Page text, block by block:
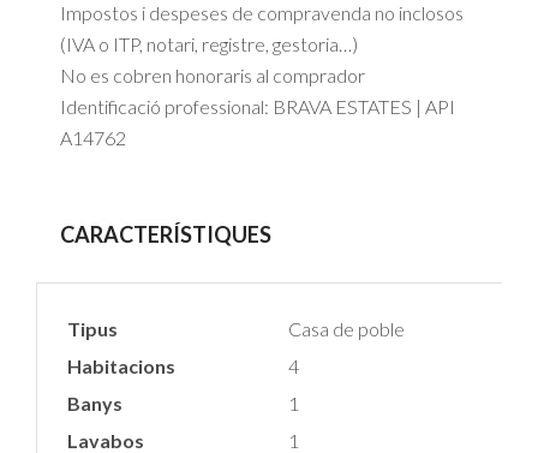
Impostos i despeses de compravenda no inclosos
(IVA o ITP, notari, registre, gestoria…)
No es cobren honoraris al comprador
Identificació professional: BRAVA ESTATES | API
A14762
CARACTERÍSTIQUES
Tipus
Casa de poble
Habitacions
4
Banys
1
Lavabos
1